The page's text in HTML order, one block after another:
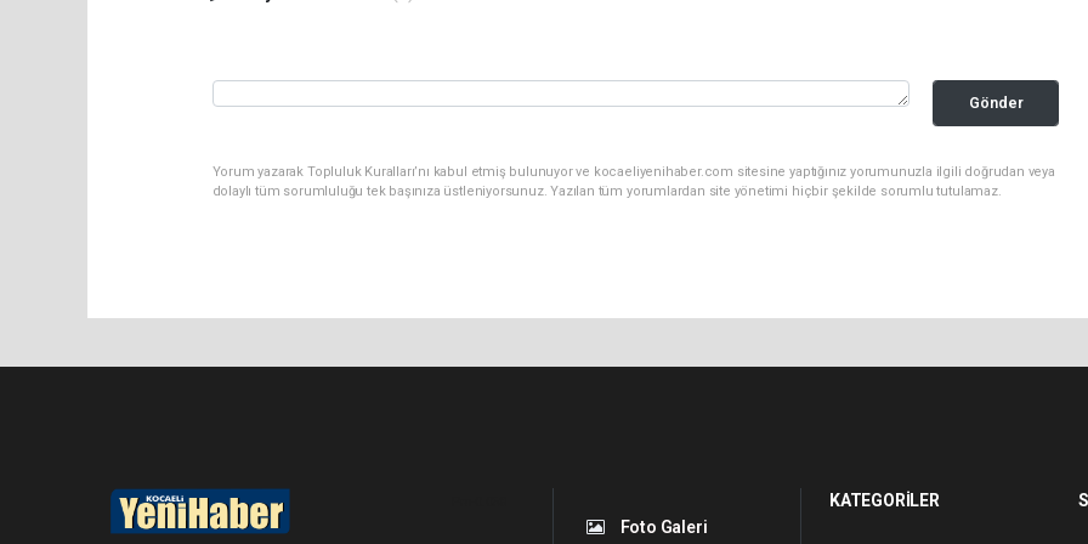
Gönder
Yorum yazarak Topluluk Kuralları’nı kabul etmiş bulunuyor ve kocaeliyenihaber.com sitesine yaptığınız yorumunuzla ilgili doğrudan veya
dolaylı tüm sorumluluğu tek başınıza üstleniyorsunuz. Yazılan tüm yorumlardan site yönetimi hiçbir şekilde sorumlu tutulamaz.
Foto Galeri
KATEGORİLER